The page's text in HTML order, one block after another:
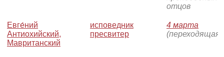
отцов
Евге́ний
Антиохийский,
Мавританский
исповедник
пресвитер
4 марта
(переходящая)